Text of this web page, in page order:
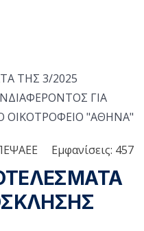
Εμφανίσεις: 457